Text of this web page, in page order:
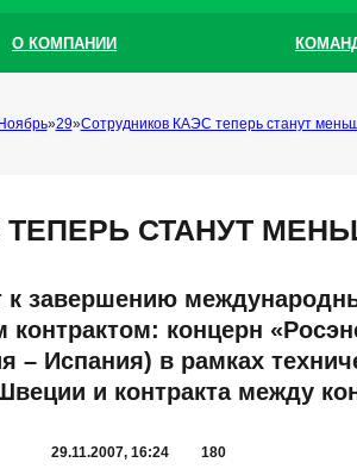
О КОМПАНИИ
29 Сотрудников КАЭС теперь станут
СТАНУТ
завершению
контрактом: концерн
– Испания) в рамках
и контракта между
29.11.2007, 16:24 180